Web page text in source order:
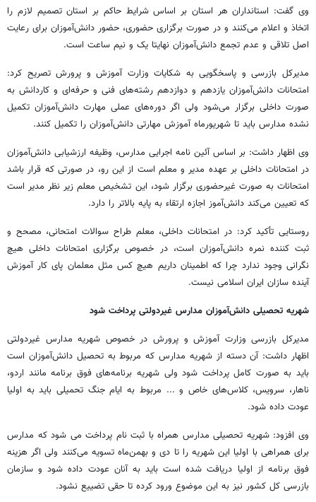
وی گفت: استانداران هر استان بر اساس شرایط حاکم بر استان تصمیم لازم را
اتخاذ و اعلام می‌کنند و در صورت برگزاری حضوری، حضور دانش‌آموزان برای رعایت
اصل تلاقی و عدم تجمع دانش‌آموزان نهایتا یک و نیم ساعت است.
مدیرکل بازرسی و پاسخگویی به شکایات وزارت آموزش و پرورش تصریح کرد:
امتحانات دانش‌آموزان یازدهم و دوازدهم رشته‌های فنی و حرفه‌ای و کاردانش به
صورت داخلی برگزار می‌شود ولی اگر دوره‌های عملی مهارت دانش‌آموزان تکمیل
نشده مدارس باید تا شهریورماه آموزش مهارتی دانش‌آموزان را تکمیل کنند.
وی اظهار داشت: بر اساس آئین نامه اجرایی مدارس، وظیفه ارزشیابی دانش‌آموزان
در امتحانات داخلی بر عهده مدیر و معلم است از این رو، در صورتی که قرار باشد
امتحانات به صورت غیرحضوری برگزار شود، این تشخیص معلم زیر نظر مدیر است
که تعیین می‌کند دانش‌آموز اجازه ارتقاء به پایه بالاتر را دارد.
روستایی تأکید کرد: در امتحانات داخلی، معلم طراح سوالات امتحانی، مصحح و
ثبت کننده نمره دانش‌آموزان است، در خصوص برگزاری امتحانات داخلی هیچ
نگرانی وجود ندارد چرا که اطمینان داریم هیچ کس مثل معلمان پای کار آموزش
آینده سازان ایران اسلامی نیست.
شهریه تحصیلی دانش‌آموزان مدارس غیردولتی پرداخت شود
مدیرکل بازرسی وزارت آموزش و پرورش در خصوص شهریه مدارس غیردولتی
اظهار داشت: آن دسته از شهریه مدارس که مربوط به تحصیل دانش‌آموزان است
باید به صورت کامل پرداخت شود ولی شهریه برنامه‌های فوق برنامه مانند اردو،
ناهار، سرویس، کلاس‌های خاص و ... مربوط به ایام جنگ تحمیلی باید به اولیا
عودت داده شود.
وی افزود: شهریه تحصیلی مدارس همراه با ثبت نام پرداخت می شود که مدارس
برای همراهی با اولیا این شهریه را تا دی و بهمن‌ماه تسویه می‌کنند ولی اگر هزینه
فوق برنامه از اولیا دریافت شده است باید به آنان عودت داده شود و سازمان
بازرسی کل کشور نیز به این موضوع ورود کرده تا حقی تضییع نشود.